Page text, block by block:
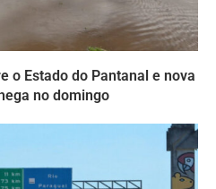
o Estado do Pantanal e nova
no domingo